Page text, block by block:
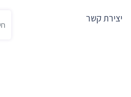
יצירת קשר